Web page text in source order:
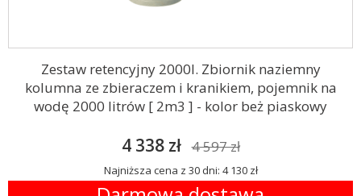
Zestaw retencyjny 2000l. Zbiornik naziemny
kolumna ze zbieraczem i kranikiem, pojemnik na
wodę 2000 litrów [ 2m3 ] - kolor beż piaskowy
4 338 zł 4 597 zł
Najniższa cena z 30 dni: 4 130 zł